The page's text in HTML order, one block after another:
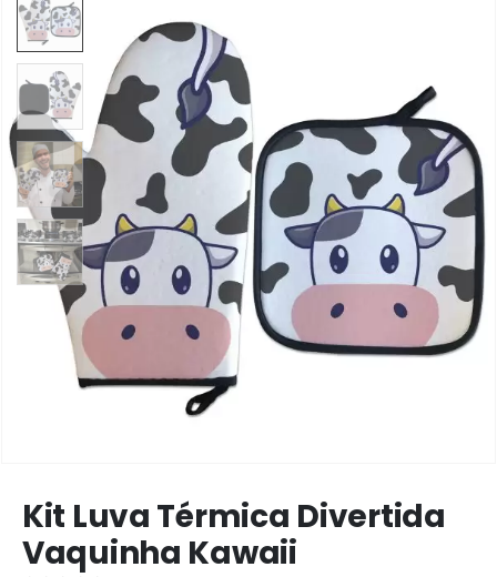
Kit Luva Térmica Divertida
Vaquinha Kawaii